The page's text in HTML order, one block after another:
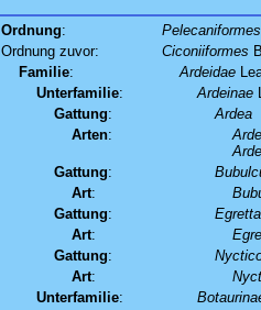
Ordnung:
Pelecaniformes
Ordnung zuvor:
Ciconiiformes
Familie: Ardeidae
Unterfamilie: Ardeinae
Gattung:
Ardea
Arten:
Gattung:
Art:
Gattung:
Egretta
Art:
Gattung:
Art:
Unterfamilie: